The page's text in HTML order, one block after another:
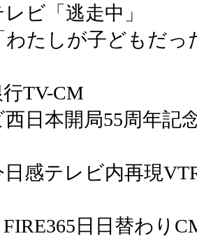
ビ「逃走中」
たしが子どもだ
TV-CM
日本開局55周年記
感テレビ内再現
日日替わり